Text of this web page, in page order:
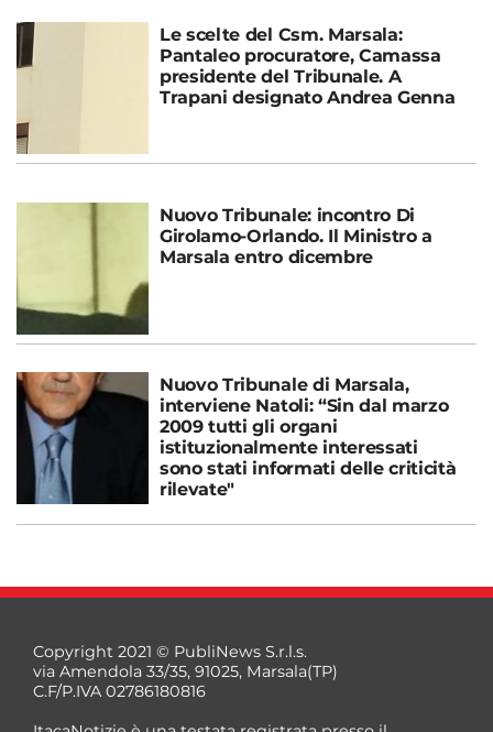
Le scelte del Csm. Marsala:
Pantaleo procuratore, Camassa
presidente del Tribunale. A
Trapani designato Andrea Genna
Nuovo Tribunale: incontro Di
Girolamo-Orlando. Il Ministro a
Marsala entro dicembre
Nuovo Tribunale di Marsala,
interviene Natoli: “Sin dal marzo
2009 tutti gli organi
istituzionalmente interessati
sono stati informati delle criticità
rilevate"
Copyright 2021 © PubliNews S.r.l.s.
via Amendola 33/35, 91025, Marsala(TP)
C.F/P.IVA 02786180816